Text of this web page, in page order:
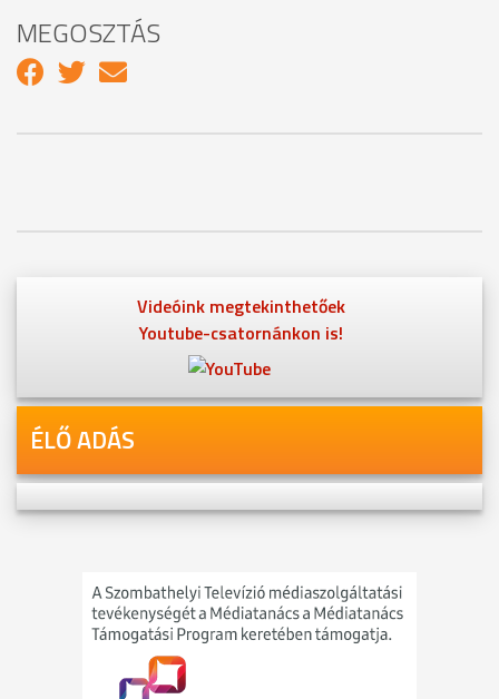
MEGOSZTÁS
Videóink megtekinthetőek
Youtube-csatornánkon is!
ÉLŐ ADÁS